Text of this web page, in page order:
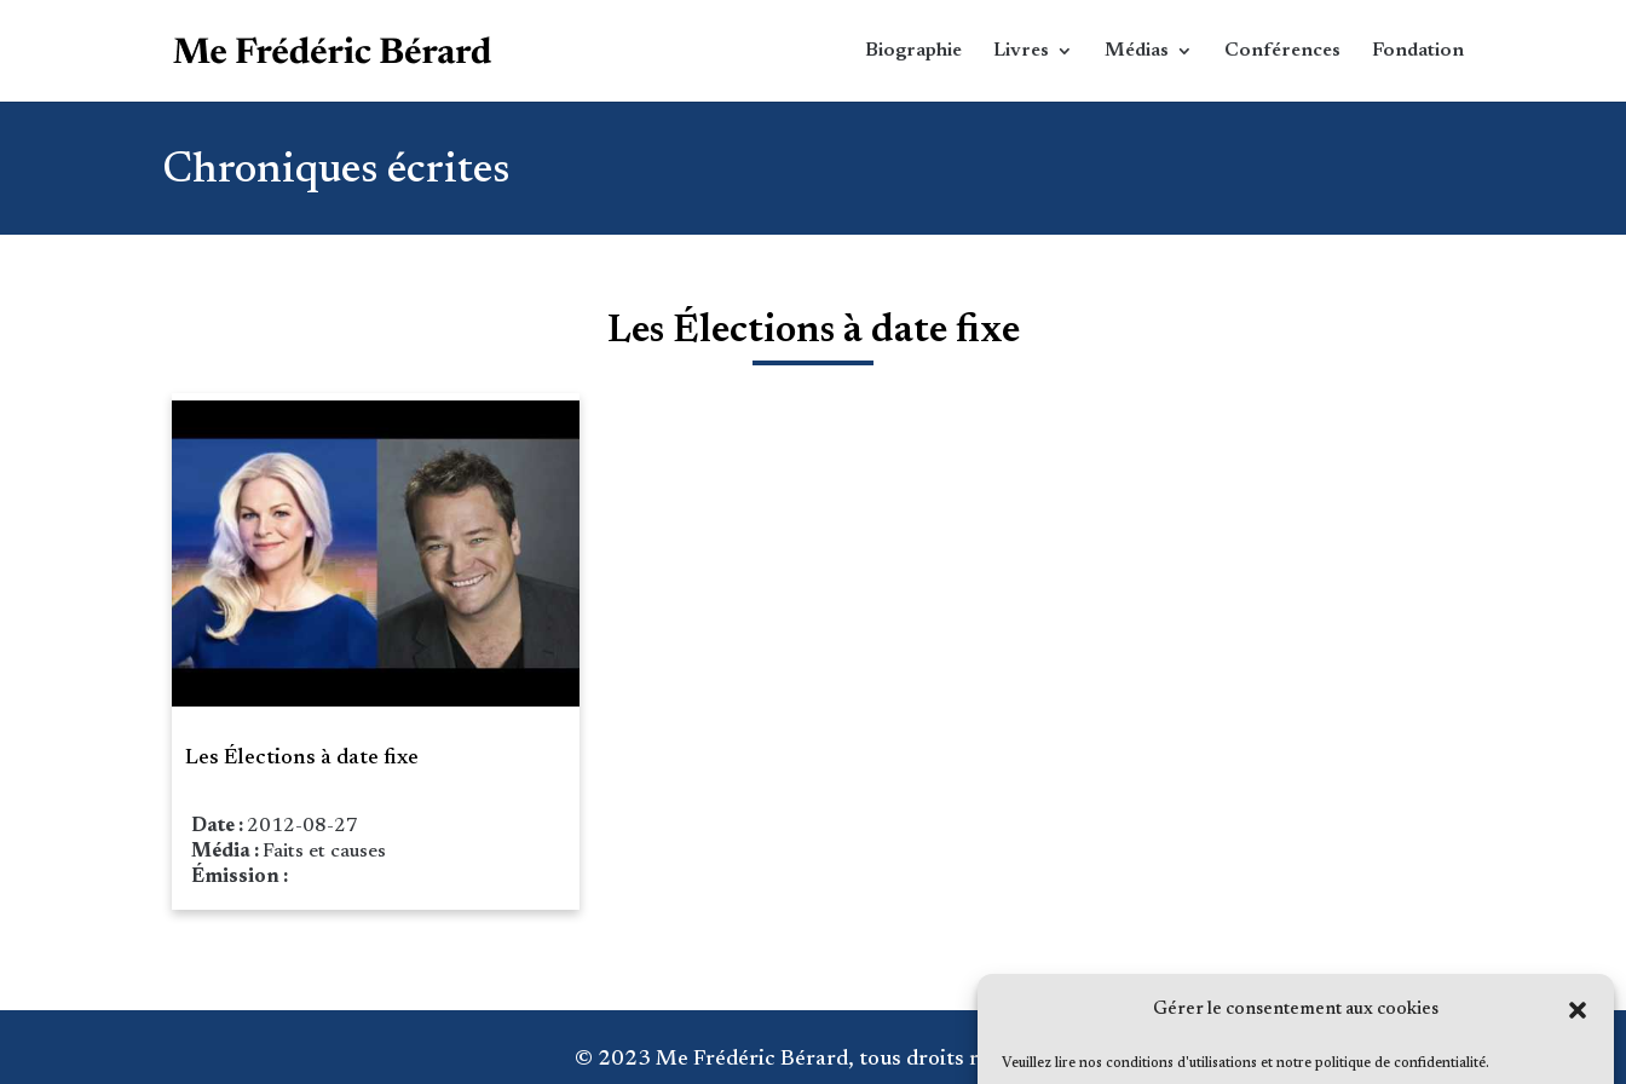
Gérer le consentement aux cookies
Veuillez lire nos conditions d'utilisations et notre politique de confidentialité.
Biographie Livres Médias Conférences Fondation
Chroniques écrites
Les Élections à date fixe
Les Élections à date fixe
Date : 2012-08-27
Média :Faits et causes
Émission :
© 2023 Me Frédéric Bérard, tous droits réservés